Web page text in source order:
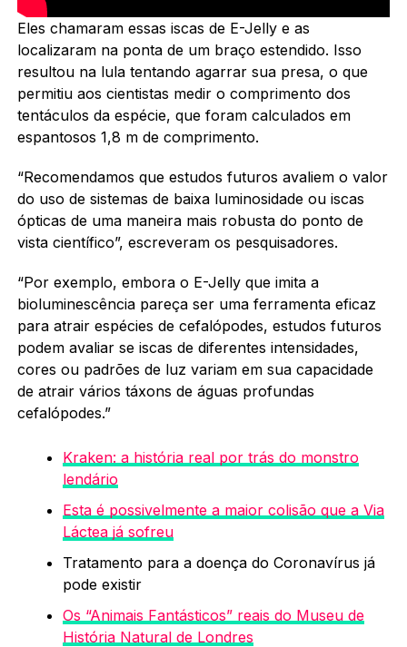
Eles chamaram essas iscas de E-Jelly e as
localizaram na ponta de um braço estendido. Isso
resultou na lula tentando agarrar sua presa, o que
permitiu aos cientistas medir o comprimento dos
tentáculos da espécie, que foram calculados em
espantosos 1,8 m de comprimento.
“Recomendamos que estudos futuros avaliem o valor
do uso de sistemas de baixa luminosidade ou iscas
ópticas de uma maneira mais robusta do ponto de
vista científico”, escreveram os pesquisadores.
“Por exemplo, embora o E-Jelly que imita a
bioluminescência pareça ser uma ferramenta eficaz
para atrair espécies de cefalópodes, estudos futuros
podem avaliar se iscas de diferentes intensidades,
cores ou padrões de luz variam em sua capacidade
de atrair vários táxons de águas profundas
cefalópodes.”
Kraken: a história real por trás do monstro
lendário
Esta é possivelmente a maior colisão que a Via
Láctea já sofreu
Tratamento para a doença do Coronavírus já
pode existir
Os “Animais Fantásticos” reais do Museu de
História Natural de Londres